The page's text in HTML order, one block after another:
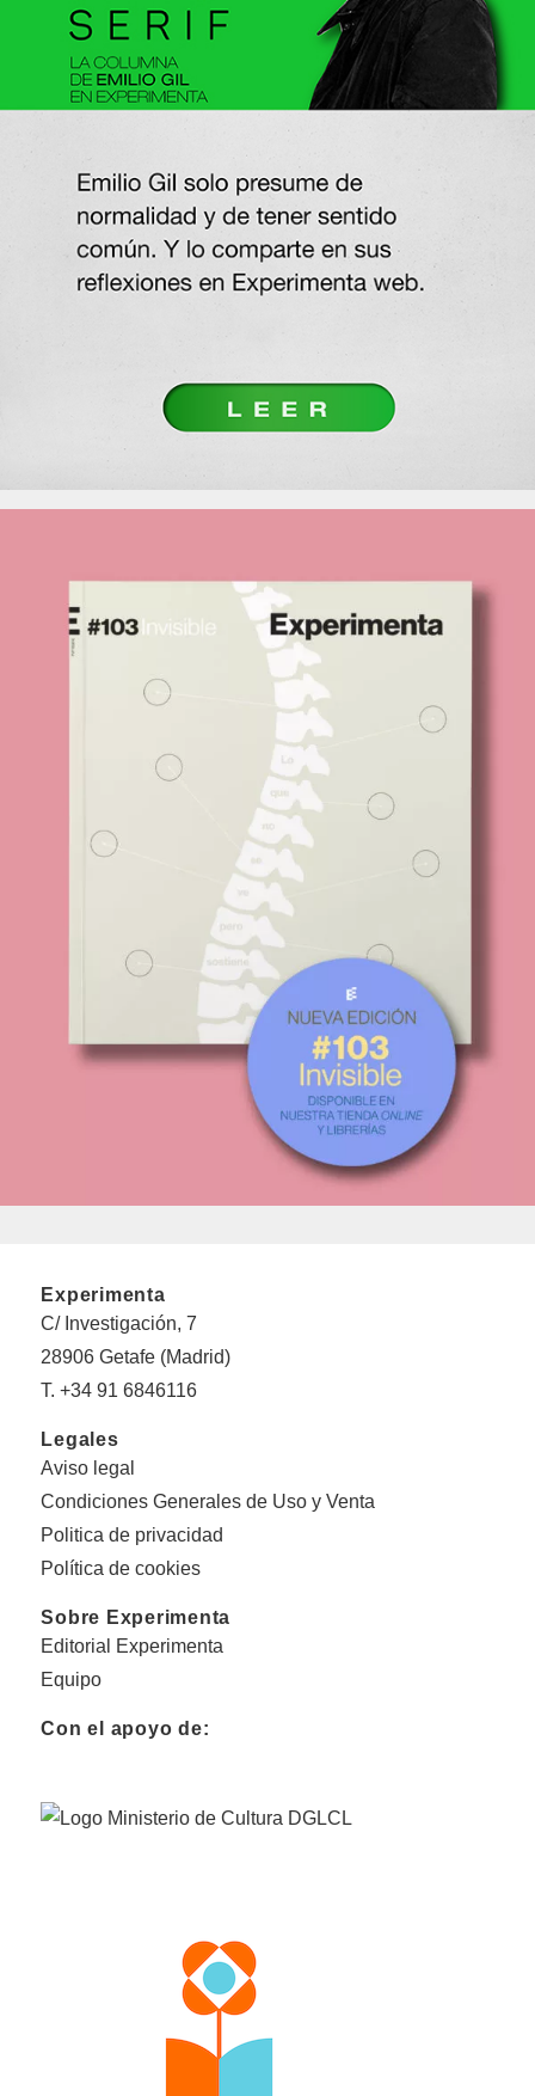
Experimenta
C/ Investigación, 7
28906 Getafe (Madrid)
T. +34 91 6846116
Legales
Aviso legal
Condiciones Generales de Uso y Venta
Politica de privacidad
Política de cookies
Sobre Experimenta
Editorial Experimenta
Equipo
Con el apoyo de: